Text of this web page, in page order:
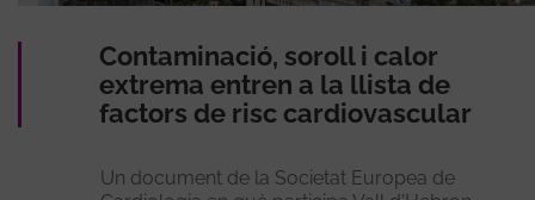
Contaminació, soroll i calor
extrema entren a la llista de
factors de risc cardiovascular
Un document de la Societat Europea de